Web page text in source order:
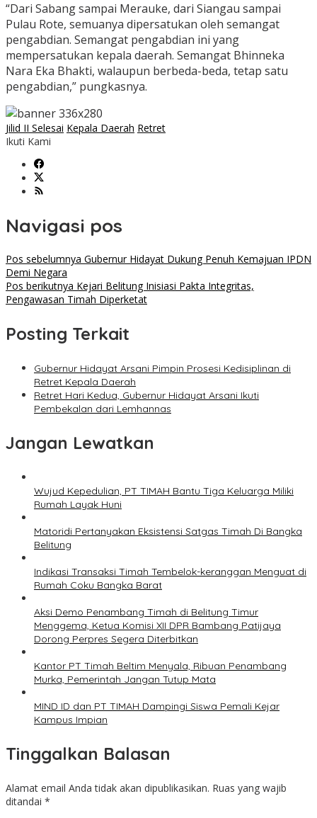
“Dari Sabang sampai Merauke, dari Siangau sampai
Pulau Rote, semuanya dipersatukan oleh semangat
pengabdian. Semangat pengabdian ini yang
mempersatukan kepala daerah. Semangat Bhinneka
Nara Eka Bhakti, walaupun berbeda-beda, tetap satu
pengabdian,” pungkasnya.
Jilid II Selesai Kepala Daerah Retret
Ikuti Kami
Navigasi pos
Pos sebelumnya Gubernur Hidayat Dukung Penuh Kemajuan IPDN
Demi Negara
Pos berikutnya Kejari Belitung Inisiasi Pakta Integritas,
Pengawasan Timah Diperketat
Posting Terkait
Gubernur Hidayat Arsani Pimpin Prosesi Kedisiplinan di
Retret Kepala Daerah
Retret Hari Kedua, Gubernur Hidayat Arsani Ikuti
Pembekalan dari Lemhannas
Jangan Lewatkan
Wujud Kepedulian, PT TIMAH Bantu Tiga Keluarga Miliki
Rumah Layak Huni
Matoridi Pertanyakan Eksistensi Satgas Timah Di Bangka
Belitung
Indikasi Transaksi Timah Tembelok-keranggan Menguat di
Rumah Coku Bangka Barat
Aksi Demo Penambang Timah di Belitung Timur
Menggema, Ketua Komisi XII DPR Bambang Patijaya
Dorong Perpres Segera Diterbitkan
Kantor PT Timah Beltim Menyala, Ribuan Penambang
Murka, Pemerintah Jangan Tutup Mata
MIND ID dan PT TIMAH Dampingi Siswa Pemali Kejar
Kampus Impian
Tinggalkan Balasan
Alamat email Anda tidak akan dipublikasikan. Ruas yang wajib
ditandai *